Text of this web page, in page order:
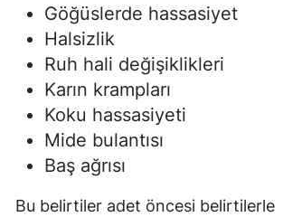
Göğüslerde hassasiyet
Halsizlik
Ruh hali değişiklikleri
Karın krampları
Koku hassasiyeti
Mide bulantısı
Baş ağrısı
Bu belirtiler adet öncesi belirtilerle